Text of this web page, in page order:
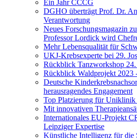
Ein Jahr CCCG
DGHO überträgt Prof. Dr.
Verantwortung
Neues Forschungsmagazin
Professor Lordick wird
Mehr Lebensqualität für
UKJ-Krebsexperte bei 29.
Rückblick Tanzworkshop
Rückblick Waldprojekt 2023
Deutsche
herausragendes Engagement
Top Platzierung für Uniklinik
Mit innovativen
Internationales EU-Projekt
Leipziger Expertise
Künstliche Intelligenz für die